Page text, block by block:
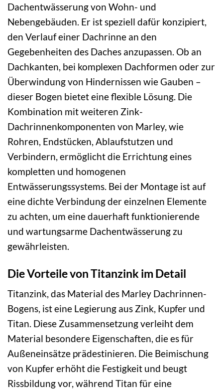
Dachentwässerung von Wohn- und
Nebengebäuden. Er ist speziell dafür konzipiert,
den Verlauf einer Dachrinne an den
Gegebenheiten des Daches anzupassen. Ob an
Dachkanten, bei komplexen Dachformen oder zur
Überwindung von Hindernissen wie Gauben –
dieser Bogen bietet eine flexible Lösung. Die
Kombination mit weiteren Zink-
Dachrinnenkomponenten von Marley, wie
Rohren, Endstücken, Ablaufstutzen und
Verbindern, ermöglicht die Errichtung eines
kompletten und homogenen
Entwässerungssystems. Bei der Montage ist auf
eine dichte Verbindung der einzelnen Elemente
zu achten, um eine dauerhaft funktionierende
und wartungsarme Dachentwässerung zu
gewährleisten.
Die Vorteile von Titanzink im Detail
Titanzink, das Material des Marley Dachrinnen-
Bogens, ist eine Legierung aus Zink, Kupfer und
Titan. Diese Zusammensetzung verleiht dem
Material besondere Eigenschaften, die es für
Außeneinsätze prädestinieren. Die Beimischung
von Kupfer erhöht die Festigkeit und beugt
Rissbildung vor, während Titan für eine